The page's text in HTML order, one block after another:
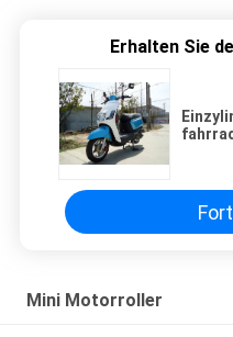
Erhalten Sie
Mini Motorroller